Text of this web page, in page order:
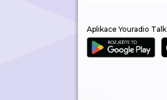
Aplikace Youradio Talk